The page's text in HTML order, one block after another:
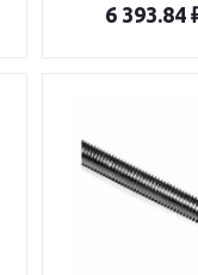
6 393.84